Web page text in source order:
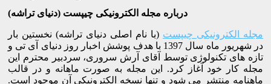
درباره مجله الکترونیکی چیپست (دنیای تراشه)
مجله الکترونیکی چیپست (با نام اصلی دنیای تراشه) نخستین بار
در شهریور ماه سال 1397 با هدف پوشش اخبار روز دنیای آی تی و
تازه های تکنولوژی توسط آقای آرش سروری، سردبیر محترم این
مجله کار خود آغاز کرد. این مجله به صورت ماهانه و در قالب
ماهنامه منتشر می شود و تنها نسخه الکترونیکی آن موجود است.